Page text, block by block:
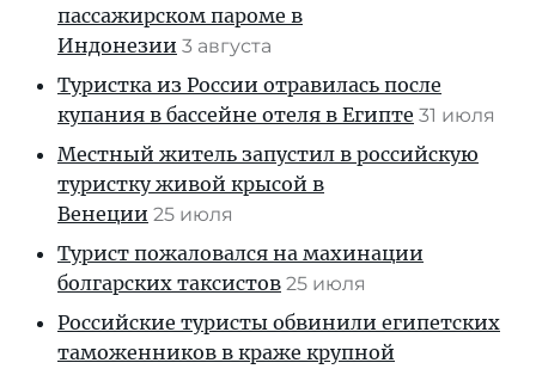
пассажирском пароме в
Индонезии 3 августа
Туристка из России отравилась после
купания в бассейне отеля в Египте 31 июля
Местный житель запустил в российскую
туристку живой крысой в
Венеции 25 июля
Турист пожаловался на махинации
болгарских таксистов 25 июля
Российские туристы обвинили египетских
таможенников в краже крупной